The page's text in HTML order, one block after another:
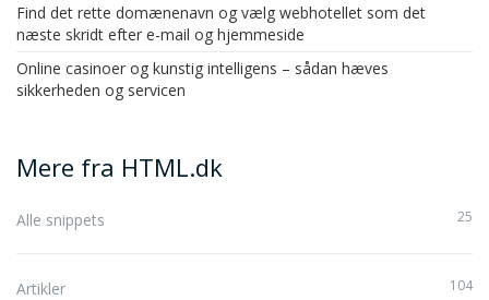
Find det rette domænenavn og vælg webhotellet som det
næste skridt efter e-mail og hjemmeside
Online casinoer og kunstig intelligens – sådan hæves
sikkerheden og servicen
Mere fra HTML.dk
Alle snippets 25
Artikler 104